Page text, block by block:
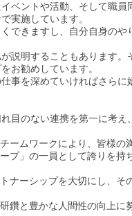
ベントや活動、そして職員
実施しています。
できますし、自分自身のや
説明することもあります。
お勧めしています。
事を深めていければさらに
目のない連携を第一に考
ームワークにより、皆様の
プ」の一員として誇りを持
ナーシップを大切にし、そ
鑽と豊かな人間性の向上に